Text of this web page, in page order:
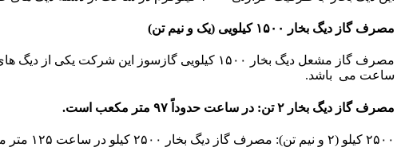
مصرف گاز دیگ بخار ۱۵۰۰ کیلویی (یک و نیم تن)
ساعت می باشد.
مصرف گاز دیگ بخار ۲ تن: در ساعت حدوداً ۹۷ متر مکعب است.
۲۵۰۰ کیلو (۲ و نیم تن): مصرف گاز دیگ بخار ۲۵۰۰ کیلو در ساعت ۱۲۵ متر مکعب است.